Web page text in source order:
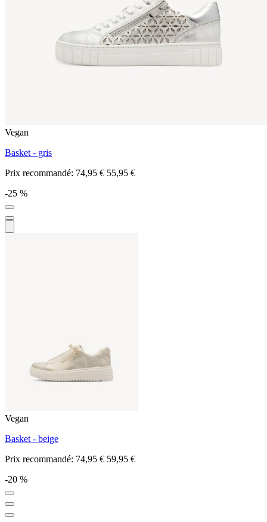
Vegan
Basket - gris
Prix recommandé: 74,95 € 55,95 €
-25 %
Vegan
Basket - beige
Prix recommandé: 74,95 € 59,95 €
-20 %